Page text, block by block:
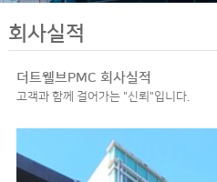
회사실적
더트웰브PMC 회사실적
고객과 함께 걸어가는 "신뢰"입니다.